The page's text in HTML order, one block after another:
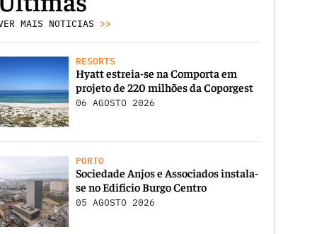
MAIS NOTICIAS >>
RESORTS
Hyatt estreia-se na Comporta em
projeto de 220 milhões da Coporgest
06 AGOSTO 2026
PORTO
Sociedade Anjos e Associados instala-
se no Edifício Burgo Centro
05 AGOSTO 2026